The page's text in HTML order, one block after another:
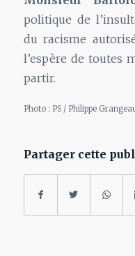
politique de
du racisme
l’espère de toutes
partir.
Photo : PS / Philippe
Partager cette